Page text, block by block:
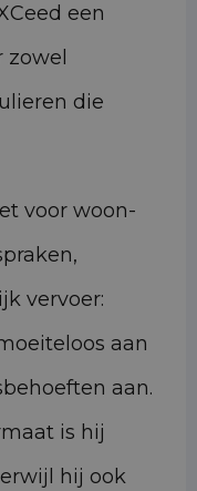
een
die
voor woon-
vervoer:
aan
aan.
is hij
hij ook